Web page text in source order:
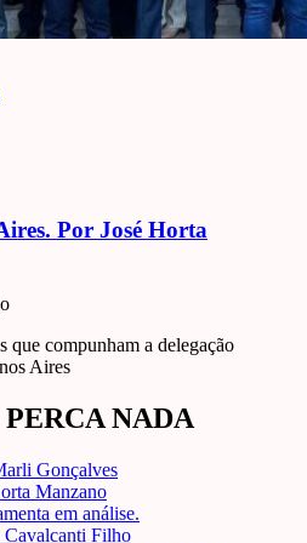
Por José Horta
que compunham a delegação
Aires
NADA
Gonçalves
Manzano
em análise.
Cavalcanti Filho